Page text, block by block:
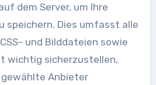
dem Server, um Ihre
speichern. Dies umfasst alle
und Bilddateien sowie
wichtig sicherzustellen,
gewählte Anbieter